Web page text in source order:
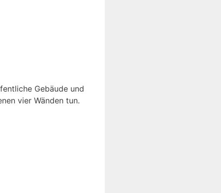
Gebäude und
vier Wänden tun.